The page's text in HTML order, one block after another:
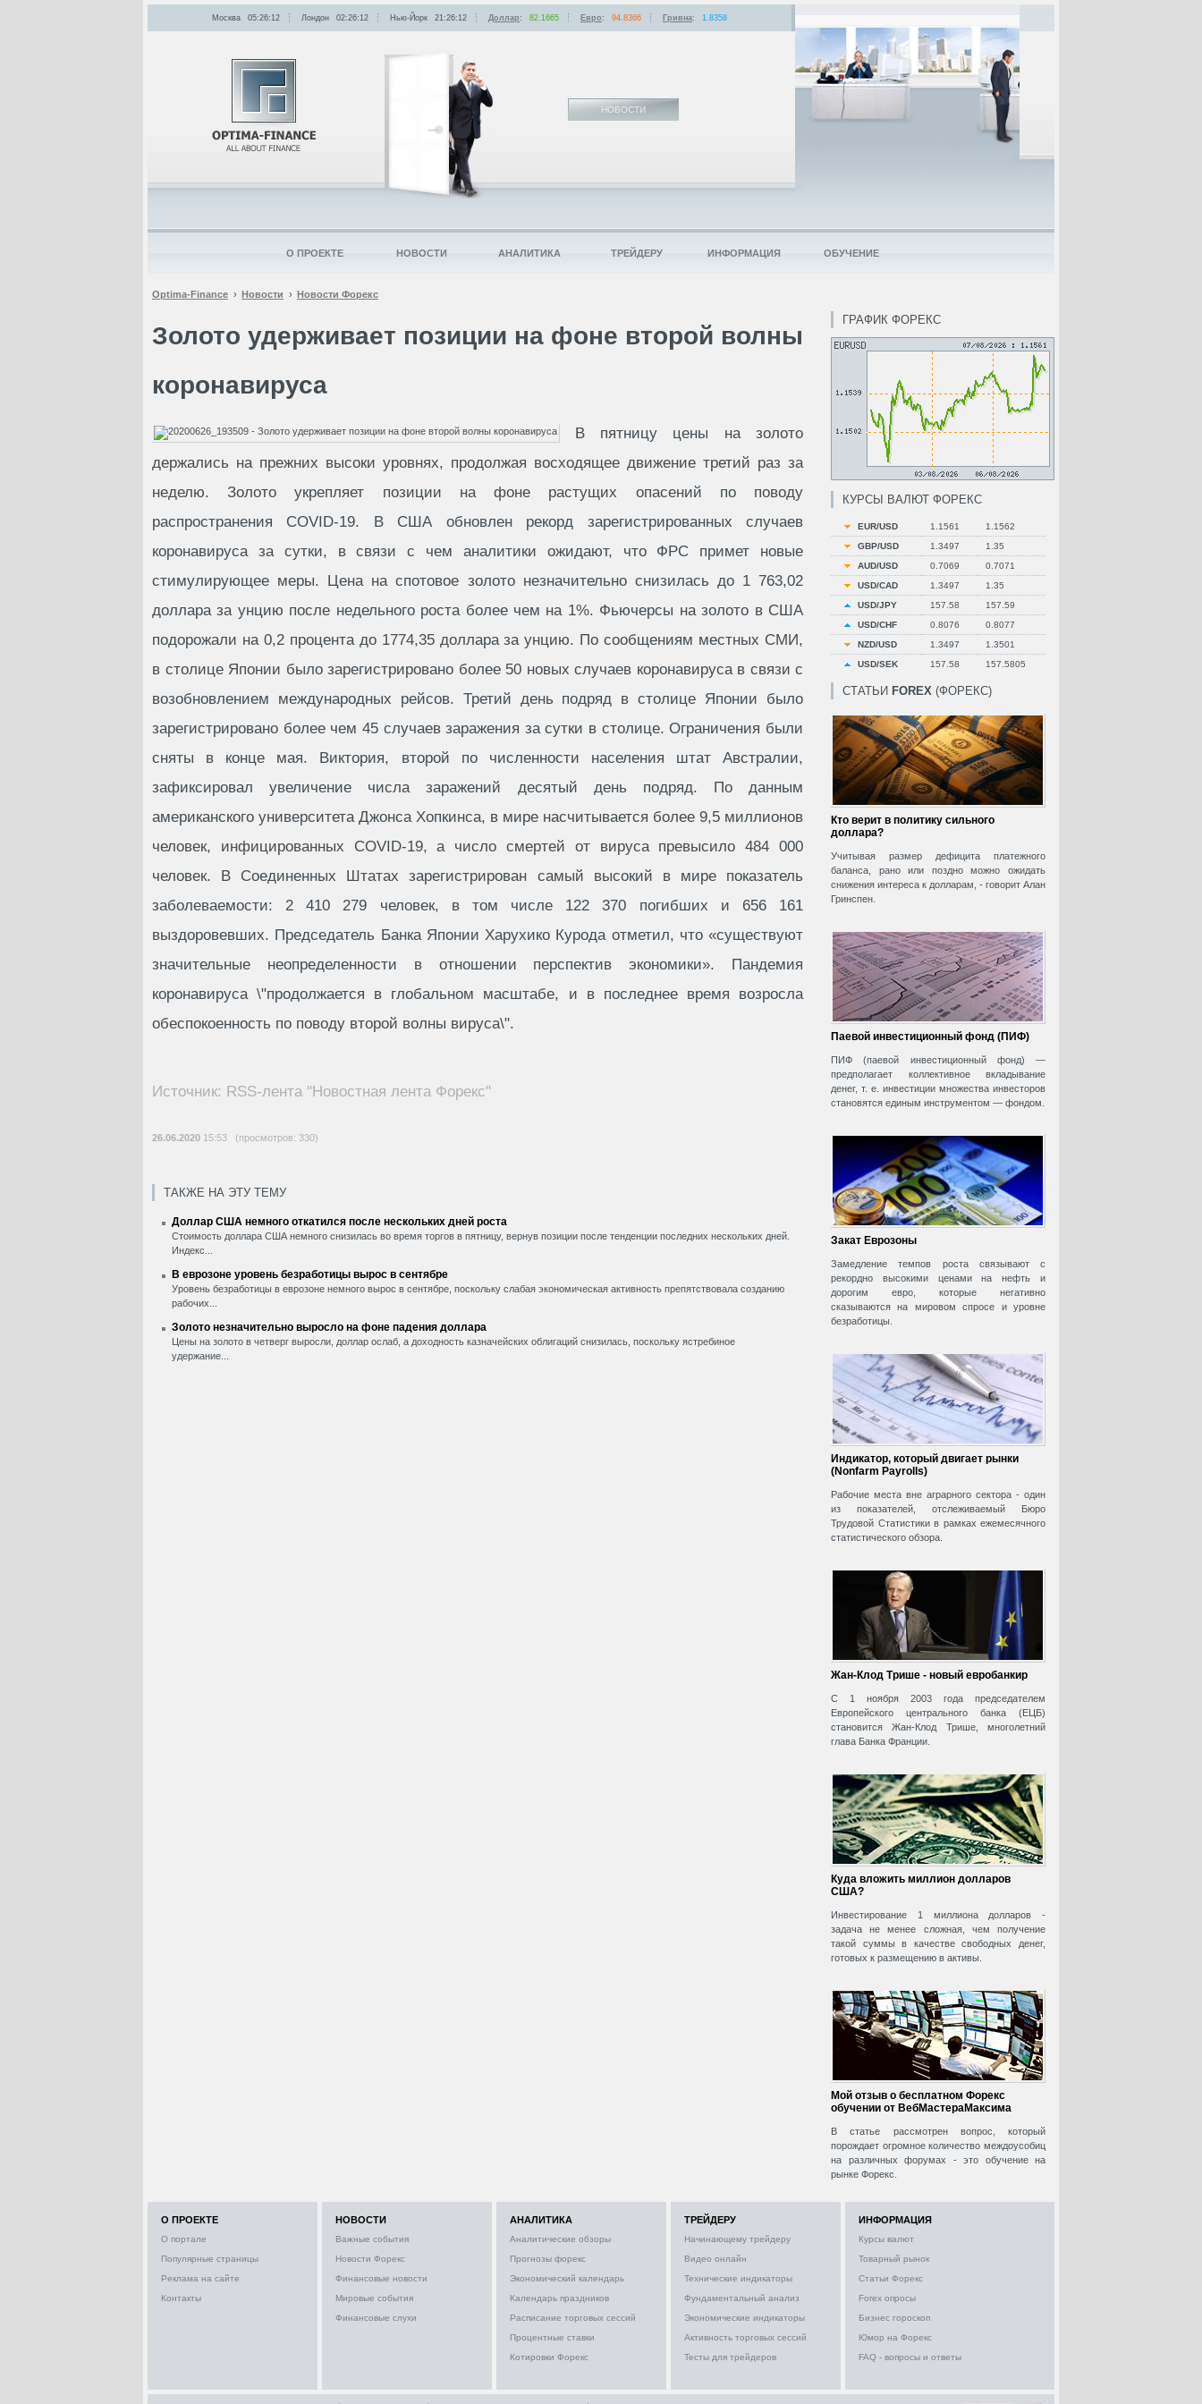
Optima-Finance Новости Новости Форекс
Золото удерживает позиции на фоне второй волны
коронавируса
В пятницу цены на золото
держались на прежних высоки уровнях, продолжая восходящее движение третий раз за
неделю. Золото укрепляет позиции на фоне растущих опасений по поводу
распространения COVID-19. В США обновлен рекорд зарегистрированных случаев
коронавируса за сутки, в связи с чем аналитики ожидают, что ФРС примет новые
стимулирующее меры. Цена на спотовое золото незначительно снизилась до 1 763,02
доллара за унцию после недельного роста более чем на 1%. Фьючерсы на золото в США
подорожали на 0,2 процента до 1774,35 доллара за унцию. По сообщениям местных СМИ,
в столице Японии было зарегистрировано более 50 новых случаев коронавируса в связи с
возобновлением международных рейсов. Третий день подряд в столице Японии было
зарегистрировано более чем 45 случаев заражения за сутки в столице. Ограничения были
сняты в конце мая. Виктория, второй по численности населения штат Австралии,
зафиксировал увеличение числа заражений десятый день подряд. По данным
американского университета Джонса Хопкинса, в мире насчитывается более 9,5 миллионов
человек, инфицированных COVID-19, а число смертей от вируса превысило 484 000
человек. В Соединенных Штатах зарегистрирован самый высокий в мире показатель
заболеваемости: 2 410 279 человек, в том числе 122 370 погибших и 656 161
выздоровевших. Председатель Банка Японии Харухико Курода отметил, что «существуют
значительные неопределенности в отношении перспектив экономики». Пандемия
коронавируса \"продолжается в глобальном масштабе, и в последнее время возросла
обеспокоенность по поводу второй волны вируса\".
Источник: RSS-лента "Новостная лента Форекс"
26.06.2020 15:53 (просмотров: 330)
ТАКЖЕ НА ЭТУ ТЕМУ
Доллар США немного откатился после нескольких дней роста
Стоимость доллара США немного снизилась во время торгов в пятницу, вернув позиции после тенденции последних нескольких дней.
Индекс...
В еврозоне уровень безработицы вырос в сентябре
Уровень безработицы в еврозоне немного вырос в сентябре, поскольку слабая экономическая активность препятствовала созданию
рабочих...
Золото незначительно выросло на фоне падения доллара
Цены на золото в четверг выросли, доллар ослаб, а доходность казначейских облигаций снизилась, поскольку ястребиное
удержание...
ГРАФИК ФОРЕКС
КУРСЫ ВАЛЮТ ФОРЕКС
EUR/USD 1.1561
1.1562
GBP/USD
1.3497
1.35
AUD/USD
0.7069
0.7071
USD/CAD
1.3497
1.35
USD/JPY
157.58
157.59
USD/CHF
0.8076
0.8077
NZD/USD
1.3497
1.3501
USD/SEK
157.58 157.5805
СТАТЬИ FOREX (ФОРЕКС)
Кто верит в политику сильного
доллара?
Учитывая размер дефицита платежного
баланса, рано или поздно можно ожидать
снижения интереса к долларам, - говорит Алан
Гринспен.
Паевой инвестиционный фонд (ПИФ)
ПИФ (паевой инвестиционный фонд) —
предполагает коллективное вкладывание
денег, т. е. инвестиции множества инвесторов
становятся единым инструментом — фондом.
Закат Еврозоны
Замедление темпов роста связывают с
рекордно высокими ценами на нефть и
дорогим евро, которые негативно
сказываются на мировом спросе и уровне
безработицы.
Индикатор, который двигает рынки
(Nonfarm Payrolls)
Рабочие места вне аграрного сектора - один
из показателей, отслеживаемый Бюро
Трудовой Статистики в рамках ежемесячного
статистического обзора.
Жан-Клод Трише - новый евробанкир
С 1 ноября 2003 года председателем
Европейского центрального банка (ЕЦБ)
становится Жан-Клод Трише, многолетний
глава Банка Франции.
Куда вложить миллион долларов
США?
Инвестирование 1 миллиона долларов -
задача не менее сложная, чем получение
такой суммы в качестве свободных денег,
готовых к размещению в активы.
Мой отзыв о бесплатном Форекс
обучении от ВебМастераМаксима
В статье рассмотрен вопрос, который
порождает огромное количество междоусобиц
на различных форумах - это обучение на
рынке Форекс.
НОВОСТИ
Москва 05:26:12 Лондон 02:26:12 Нью-Йорк 21:26:12 Доллар: 82.1665 Евро: 94.8366 Гривна: 1.8358
О ПРОЕКТЕ НОВОСТИ АНАЛИТИКА ТРЕЙДЕРУ ИНФОРМАЦИЯ ОБУЧЕНИЕ
О ПРОЕКТЕ
О портале
Популярные страницы
Реклама на сайте
Контакты
НОВОСТИ
Важные события
Новости Форекс
Финансовые новости
Мировые события
Финансовые слухи
АНАЛИТИКА
Аналитические обзоры
Прогнозы форекс
Экономический календарь
Календарь праздников
Расписание торговых сессий
Процентные ставки
Котировки Форекс
ТРЕЙДЕРУ
Начинающему трейдеру
Видео онлайн
Технические индикаторы
Фундаментальный анализ
Экономические индикаторы
Активность торговых сессий
Тесты для трейдеров
ИНФОРМАЦИЯ
Курсы валют
Товарный рынок
Статьи Форекс
Forex опросы
Бизнес гороскоп
Юмор на Форекс
FAQ - вопросы и ответы